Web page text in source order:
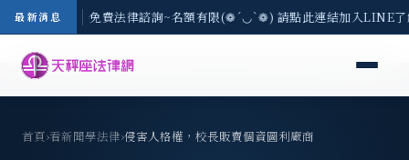
最新消息
-8/3(一) 現場免費法律諮詢~名額有限(❁´◡`❁) 請點此連結加入LINE
首頁›看新聞學法律›侵害人格權，校長販賣個資圖利廠商